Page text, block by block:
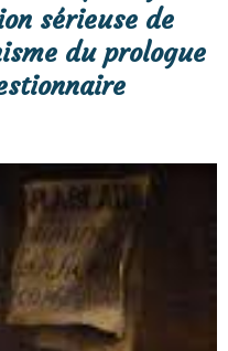
de
Est-il
: "Rire et
2025
savoir -Analyse
-Un prologue
sérieuse de
du prologue